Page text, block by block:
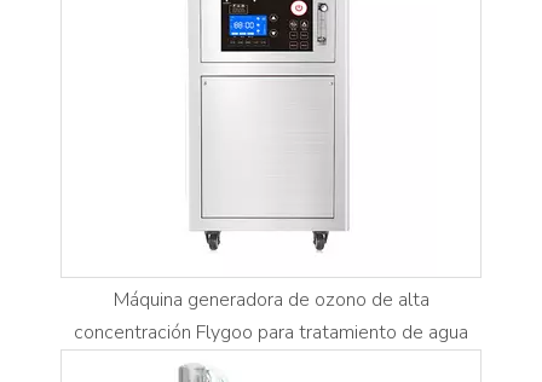
Máquina generadora de ozono de alta
concentración Flygoo para tratamiento de agua